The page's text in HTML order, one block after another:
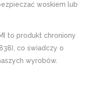
woskiem lub
to produkt chroniony
co świadczy o
wyrobów.